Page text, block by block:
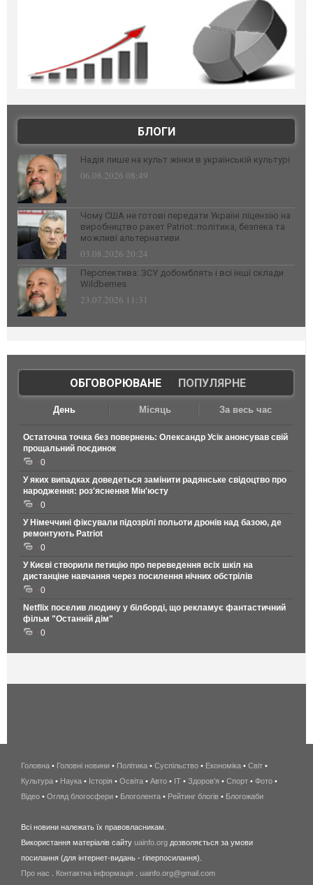
БЛОГИ
Надія лише на культ жінки в українській культурі
06.08.2026 08:49
Чому США не готові передати Україні ліцензію на
виробництво ракет Patriot: політика, безпека та
можливі альтернативи
03.08.2026 20:24
Перспектива: ЗСУ добомблять і всі інші склади
Wildberries
23.07.2026 11:31
ОБГОВОРЮВАНЕ| ПОПУЛЯРНЕ
День Місяць За весь час
Остаточна точка без повернень: Олександр Усік анонсував свій
прощальний поєдинок
0
У яких випадках доведеться замінити радянське свідоцтво про
народження: роз'яснення Мін'юсту
0
У Німеччині фіксували підозрілі польоти дронів над базою, де
ремонтують Patriot
0
У Києві створили петицію про переведення всіх шкіл на
дистанціне навчання через посилення нічних обстрілів
0
Netflix поселив людину у білборді, що рекламує фантастичний
фільм "Останній дім"
0
беспроводной
интернет
киев
wimax
в
Головна • Головні новини • Політика • Суспільство • Економіка • Світ •
Культура • Наука • Історія • Освіта • Авто • IT • Здоров'я • Спорт • Фото •
Відео • Огляд блогосфери • Блоголента • Рейтинг блогів • Блогожаби
Всі новини належать їх правовласникам.
Використання матеріалів сайту uainfo.org дозволяється за умови
посилання (для інтернет-видань - гіперпосилання).
Про нас
Контактна інформація uainfo.org@gmail.com